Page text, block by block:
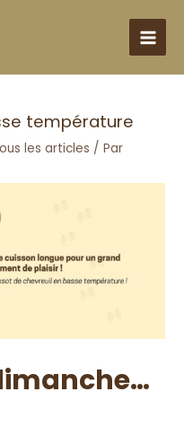
température
les articles / Par